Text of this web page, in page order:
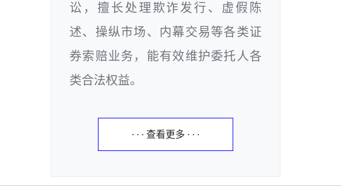
讼，擅长处理欺诈发行、虚假陈
述、操纵市场、内幕交易等各类证
券索赔业务，能有效维护委托人各
类合法权益。
· · · 查看更多 · · ·